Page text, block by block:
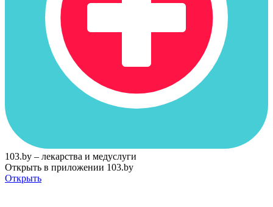
103.by – лекарства и медуслуги
Открыть в приложении 103.by
Открыть